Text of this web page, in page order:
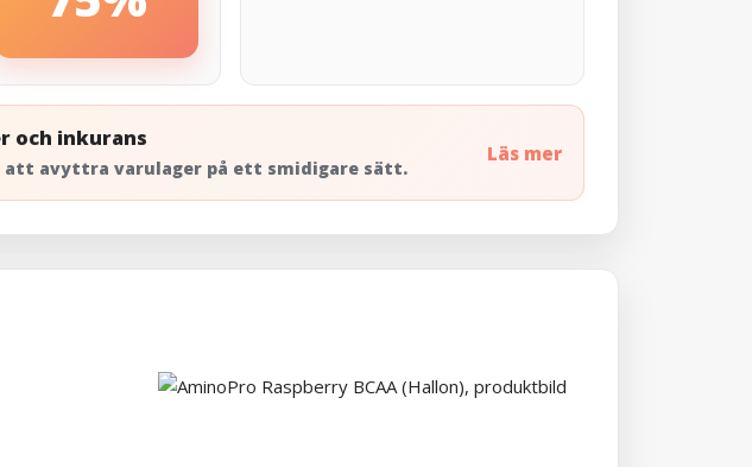
och inkurans
att avyttra varulager på ett smidigare sätt.
Läs mer